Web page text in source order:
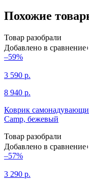
Похожие
Товар разобрали
Добавлено в сравнение
–59%
3 590 р.
8 940 р.
Коврик
Camp, бежевый
Товар разобрали
Добавлено в сравнение
–57%
3 290 р.